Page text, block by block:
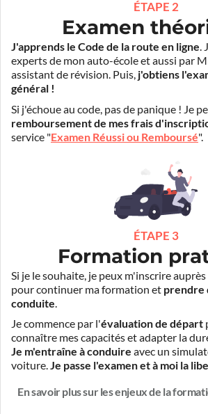
ÉTAPE 2
Examen
J'apprends le Code de la route en ligne.
experts de mon auto-école et aussi par
assistant de révision. Puis, j'obtiens
général !
Si j'échoue au code, pas de panique ! Je
remboursement de mes frais
service "Examen Réussi ou Remboursé".
ÉTAPE 3
Formation
Si je le souhaite, je peux m'inscrire
pour continuer ma formation et prendre
conduite.
Je commence par l'évaluation de départ
connaître mes capacités et adapter la
Je m'entraîne à conduire avec un
voiture.Je passe l'examen et à moi la
En savoir plus sur les enjeux de la